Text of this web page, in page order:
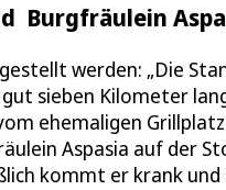
Burgfräulein
werden: „Die
sieben Kilometer
ehemaligen
Aspasia auf der
kommt er krank